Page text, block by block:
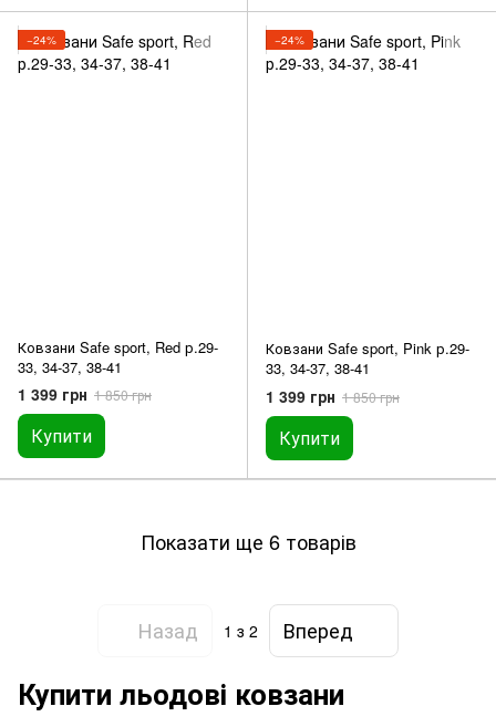
−24%
Ковзани Safe sport, Red р.29-
33, 34-37, 38-41
1 399 грн 1 850 грн
Купити
−24%
Ковзани Safe sport, Pink р.29-
33, 34-37, 38-41
1 399 грн 1 850 грн
Купити
Показати ще 6 товарів
Назад 1 з 2 Вперед
Купити льодові ковзани